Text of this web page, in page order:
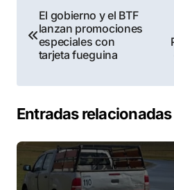
Navegación
de
El gobierno y el BTF
lanzan promociones
especiales con
tarjeta fueguina
Entradas relacionadas